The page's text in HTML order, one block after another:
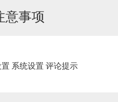
意事项
系统设置 评论提示